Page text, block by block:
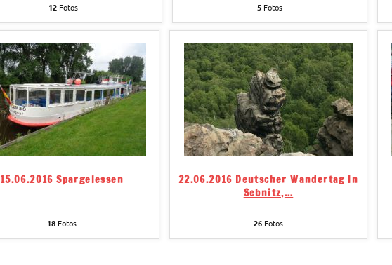
12 Fotos 5 Fotos
15.06.2016 Spargelessen
18 Fotos
22.06.2016 Deutscher Wandertag in
Sebnitz,…
26 Fotos